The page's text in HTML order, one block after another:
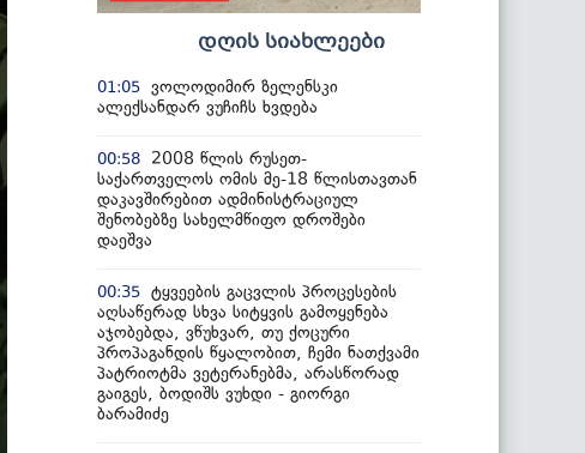
დღის სიახლეები
01:05 ვოლოდიმირ ზელენსკი
ალექსანდარ ვუჩიჩს ხვდება
00:58
2008 წლის რუსეთ-
საქართველოს ომის მე-18 წლისთავთან
დაკავშირებით ადმინისტრაციულ
შენობებზე სახელმწიფო დროშები
დაეშვა
00:35 ტყვეების გაცვლის პროცესების
აღსაწერად სხვა სიტყვის გამოყენება
აჯობებდა, ვწუხვარ, თუ ქოცური
პროპაგანდის წყალობით, ჩემი ნათქვამი
პატრიოტმა ვეტერანებმა, არასწორად
გაიგეს, ბოდიშს ვუხდი - გიორგი
ბარამიძე